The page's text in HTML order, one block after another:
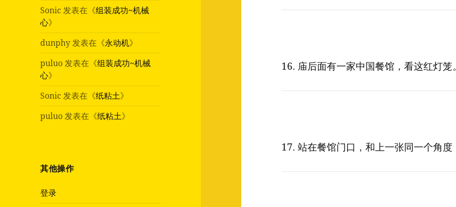
Sonic发表在《组装成功~机械
心》
dunphy发表在《永动机》
puluo发表在《组装成功~机械
心》
Sonic发表在《纸粘土》
puluo发表在《纸粘土》
其他操作
登录
16. 庙后面有一家中国餐馆，看这红灯笼
17. 站在餐馆门口，和上一张同一个角